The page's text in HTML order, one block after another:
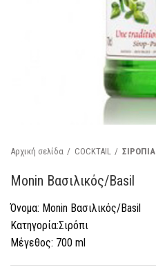
Αρχική σελίδα COCKTAIL ΣΙΡΟΠΙΑ
Monin Βασιλικός/Basil
Όνομα: Monin Βασιλικός/Basil
Κατηγορία:Σιρόπι
Μέγεθος: 700 ml